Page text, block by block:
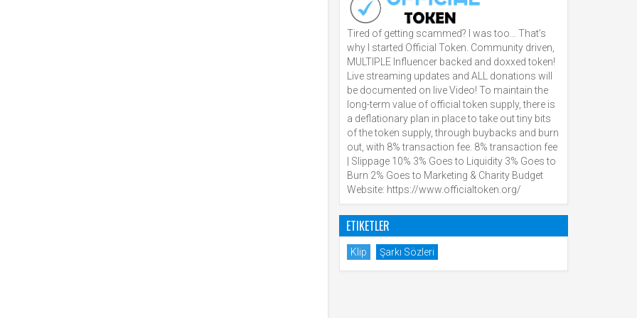
Tired of getting scammed? I was too… That’s
why I started Official Token. Community driven,
MULTIPLE Influencer backed and doxxed token!
Live streaming updates and ALL donations will
be documented on live Video! To maintain the
long-term value of official token supply, there is
a deflationary plan in place to take out tiny bits
of the token supply, through buybacks and burn
out, with 8% transaction fee. 8% transaction fee
| Slippage 10% 3% Goes to Liquidity 3% Goes to
Burn 2% Goes to Marketing & Charity Budget
Website: https://www.officialtoken.org/
ETIKETLER
Klip Şarkı Sözleri